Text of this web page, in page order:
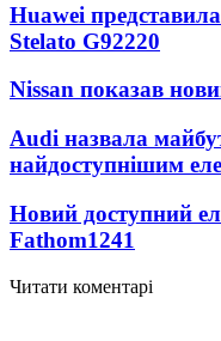
Huawei
Stelato G92220
Nissan показав
Audi назвала
найдоступнішим
Новий доступний
Fathom1241
Читати коментарі